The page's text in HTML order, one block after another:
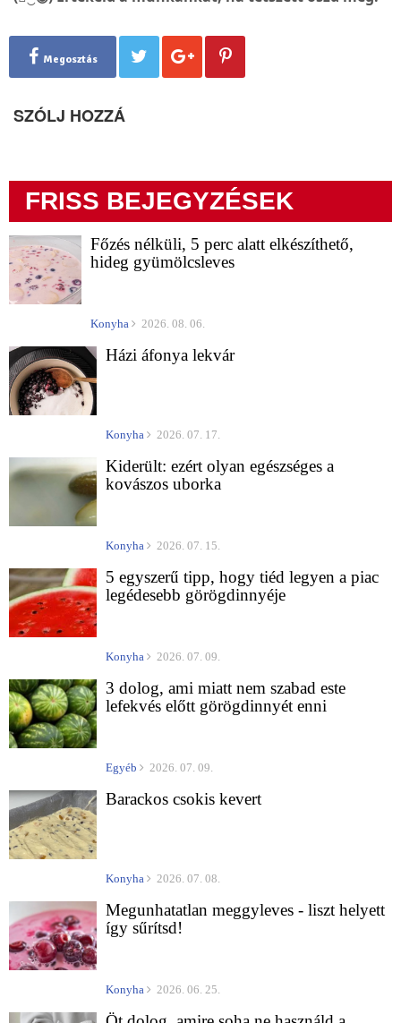
Megosztás
SZÓLJ HOZZÁ
FRISS BEJEGYZÉSEK
Főzés nélküli, 5 perc alatt elkészíthető,
hideg gyümölcsleves
Konyha 2026. 08. 06.
Házi áfonya lekvár
Konyha 2026. 07. 17.
Kiderült: ezért olyan egészséges a
kovászos uborka
Konyha 2026. 07. 15.
5 egyszerű tipp, hogy tiéd legyen a piac
legédesebb görögdinnyéje
Konyha 2026. 07. 09.
3 dolog, ami miatt nem szabad este
lefekvés előtt görögdinnyét enni
Egyéb 2026. 07. 09.
Barackos csokis kevert
Konyha 2026. 07. 08.
Megunhatatlan meggyleves - liszt helyett
így sűrítsd!
Konyha 2026. 06. 25.